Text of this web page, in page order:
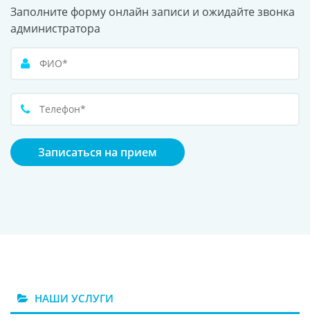
Заполните форму онлайн записи и ожидайте звонка
администратора
Записаться на прием
НАШИ УСЛУГИ